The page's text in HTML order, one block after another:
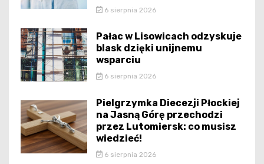
6 sierpnia 2026
Pałac w Lisowicach odzyskuje
blask dzięki unijnemu
wsparciu
6 sierpnia 2026
Pielgrzymka Diecezji Płockiej
na Jasną Górę przechodzi
przez Lutomiersk: co musisz
wiedzieć!
6 sierpnia 2026